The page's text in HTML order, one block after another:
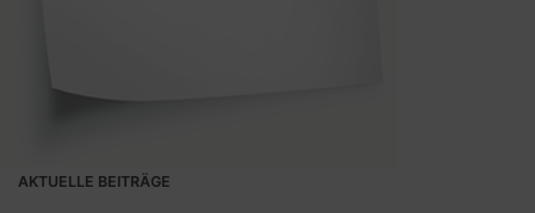
AKTUELLE BEITRÄGE